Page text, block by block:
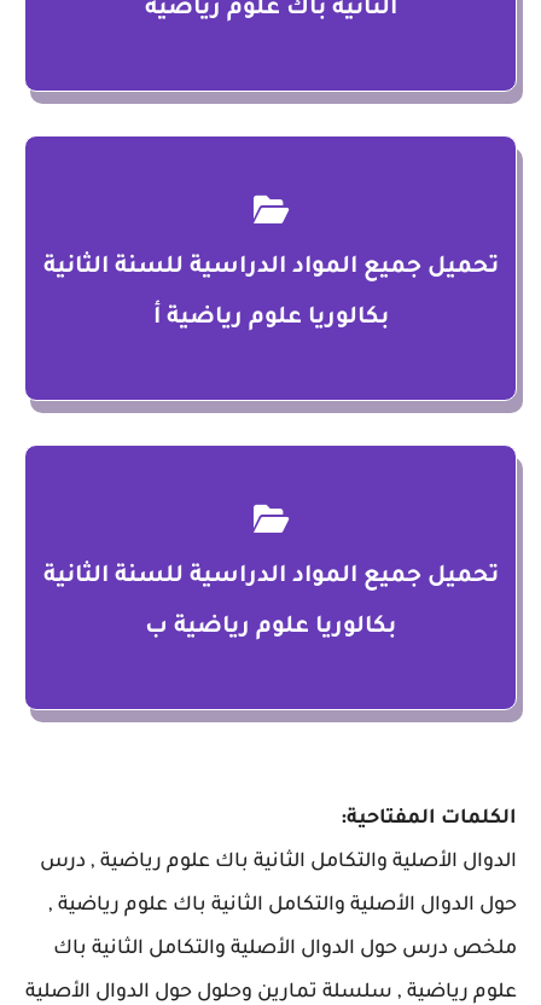
الثانية باك علوم رياضية
تحميل جميع المواد الدراسية للسنة الثانية
بكالوريا علوم رياضية أ
تحميل جميع المواد الدراسية للسنة الثانية
بكالوريا علوم رياضية ب
الكلمات المفتاحية:
الدوال الأصلية والتكامل الثانية باك علوم رياضية , درس
حول الدوال الأصلية والتكامل الثانية باك علوم رياضية ,
ملخص درس حول الدوال الأصلية والتكامل الثانية باك
علوم رياضية , سلسلة تمارين وحلول حول الدوال الأصلية